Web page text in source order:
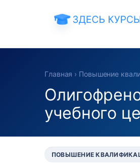
Главная › Повышение
учебного
ПОВЫШЕНИЕ